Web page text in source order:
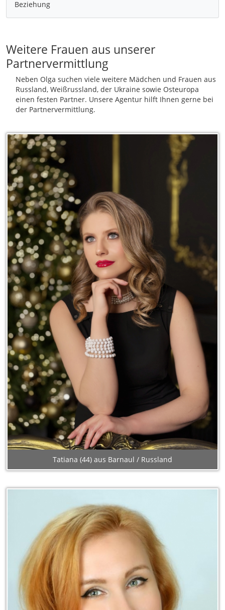
Weitere Frauen aus unserer
Partnervermittlung
Neben Olga suchen viele weitere Mädchen und Frauen aus
Russland, Weißrussland, der Ukraine sowie Osteuropa
einen festen Partner. Unsere Agentur hilft Ihnen gerne bei
der Partnervermittlung.
Tatiana (44) aus Barnaul / Russland